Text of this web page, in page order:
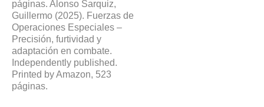
páginas. Alonso Sarquiz,
Guillermo (2025). Fuerzas de
Operaciones Especiales –
Precisión, furtividad y
adaptación en combate.
Independently published.
Printed by Amazon, 523
páginas.